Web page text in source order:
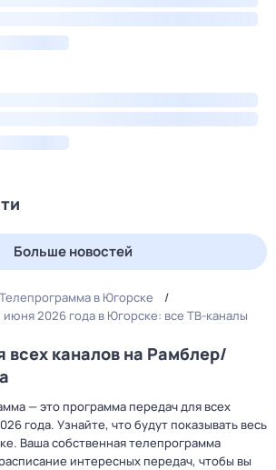
Больше новостей
Телепрограмма в Югорске
июня 2026 года в Югорске: все ТВ-каналы
всех каналов на Рамблер/
— это программа передач для всех
года. Узнайте, что будут показывать весь
Ваша собственная телепрограмма
интересных передач, чтобы вы